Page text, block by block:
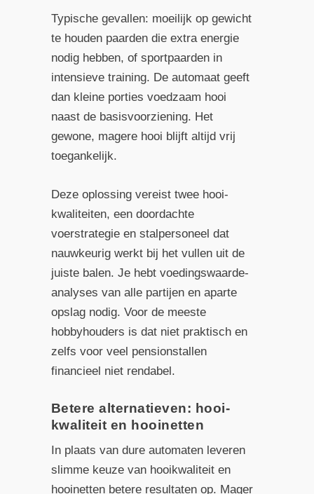
Typische gevallen: moeilijk op gewicht
te houden paarden die extra energie
nodig hebben, of sportpaarden in
intensieve training. De automaat geeft
dan kleine porties voedzaam hooi
naast de basisvoorziening. Het
gewone, magere hooi blijft altijd vrij
toegankelijk.
Deze oplossing vereist twee hooi­
kwaliteiten, een doordachte
voerstrategie en stalpersoneel dat
nauwkeurig werkt bij het vullen uit de
juiste balen. Je hebt voedingswaarde-
analyses van alle partijen en aparte
opslag nodig. Voor de meeste
hobbyhouders is dat niet praktisch en
zelfs voor veel pensionstallen
financieel niet rendabel.
Betere alternatieven: hooi­
kwaliteit en hooinetten
In plaats van dure automaten leveren
slimme keuze van hooi­kwaliteit en
hooinetten betere resultaten op. Mager